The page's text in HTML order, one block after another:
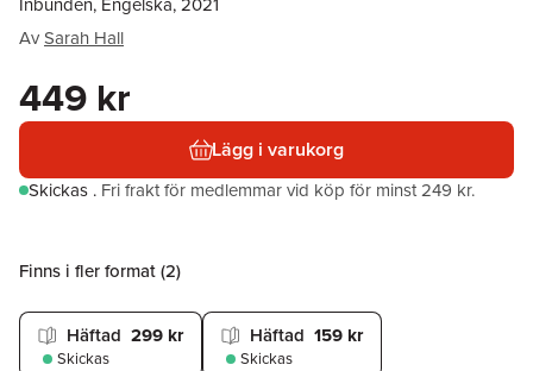
AvSarah Hall
449 kr
Lägg i varukorg
Skickas . Fri frakt för medlemmar vid köp för minst 249 kr.
Finns i fler format (2)
Häftad 299 kr
Skickas
Häftad 159 kr
Skickas